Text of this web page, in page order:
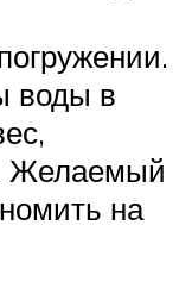
воды в
Желаемый
на